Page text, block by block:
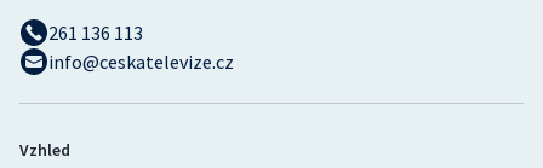
261 136 113
info@ceskatelevize.cz
Vzhled